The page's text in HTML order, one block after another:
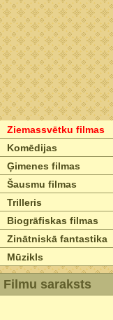
Ziemassvētku filmas
Komēdijas
Ģimenes filmas
Šausmu filmas
Trilleris
Biogrāfiskas filmas
Zinātniskā fantastika
Mūzikls
Filmu saraksts